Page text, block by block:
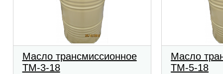
Масло трансмиссионное
ТМ-3-18
Масло
ТМ-5-18